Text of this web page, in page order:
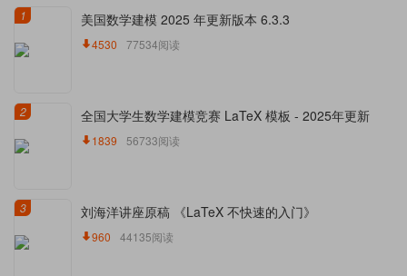
1 美国数学建模 2025 年更新版本 6.3.3
4530 77534阅读
2 全国大学生数学建模竞赛 LaTeX 模板 - 2025年更新
1839 56733阅读
3 刘海洋讲座原稿 《LaTeX 不快速的入门》
960 44135阅读